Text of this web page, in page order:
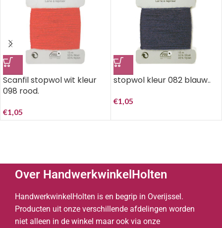
Scanfil stopwol wit kleur
098 rood.
€1,05
stopwol kleur 082 blauw..
€1,05
Over HandwerkwinkelHolten
HandwerkwinkelHolten is en begrip in Overijssel.
Producten uit onze verschillende afdelingen worden
niet alleen in de winkel maar ook via onze